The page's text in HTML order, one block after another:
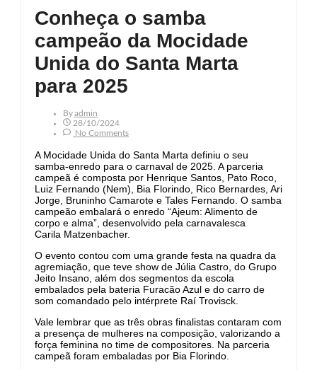
Conheça o samba
campeão da Mocidade
Unida do Santa Marta
para 2025
ByAdmin
28/10/2024
No Comments
A Mocidade Unida do Santa Marta definiu o seu
samba-enredo para o carnaval de 2025. A parceria
campeã é composta por Henrique Santos, Pato Roco,
Luiz Fernando (Nem), Bia Florindo, Rico Bernardes, Ari
Jorge, Bruninho Camarote e Tales Fernando. O samba
campeão embalará o enredo “Ajeum: Alimento de
corpo e alma”, desenvolvido pela carnavalesca
Carila Matzenbacher.
O evento contou com uma grande festa na quadra da
agremiação, que teve show de Júlia Castro, do Grupo
Jeito Insano, além dos segmentos da escola
embalados pela bateria Furacão Azul e do carro de
som comandado pelo intérprete Raí Trovisck.
Vale lembrar que as três obras finalistas contaram com
a presença de mulheres na composição, valorizando a
força feminina no time de compositores. Na parceria
campeã foram embaladas por Bia Florindo.